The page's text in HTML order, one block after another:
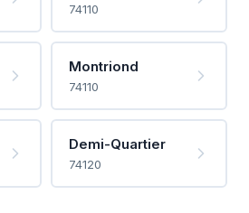
74110
Montriond
74110
Demi-Quartier
74120